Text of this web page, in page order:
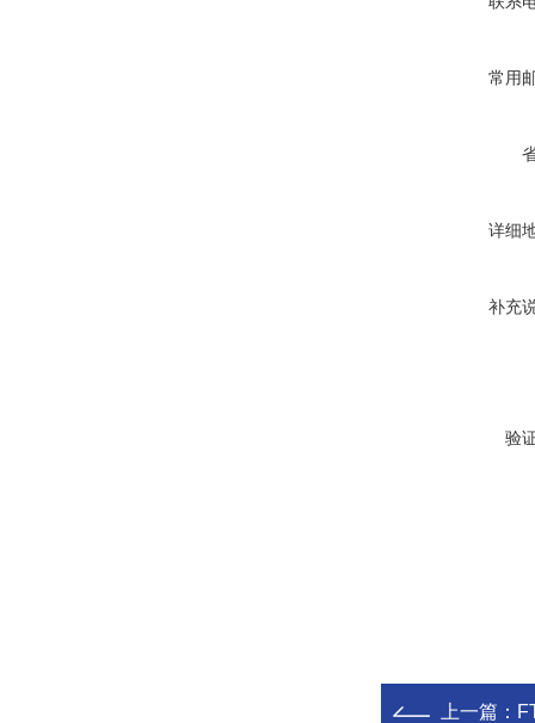
常用
详细
补充
验
上一篇：